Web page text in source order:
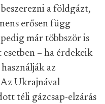
a földgázt,
erősen függ
már többször is
– ha érdekeik
az
Ukrajnával
téli gázcsap-elzárás